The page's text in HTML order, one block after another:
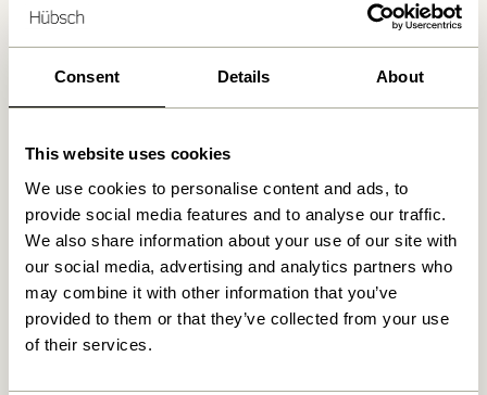
Consent Details About
This website uses cookies
We use cookies to personalise content and ads, to
provide social media features and to analyse our traffic.
We also share information about your use of our site with
our social media, advertising and analytics partners who
may combine it with other information that you’ve
provided to them or that they’ve collected from your use
of their services.
Lieferung 1-4 Werktage
30 Tage Rückgaberecht
Kostenlose Lieferung über499 DKK
Ähnliche Produkte